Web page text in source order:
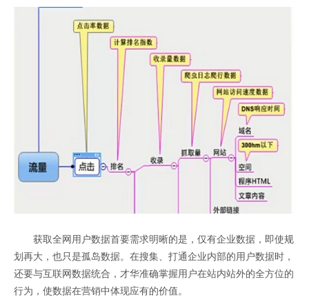
获取全网用户数据首要需求明晰的是，仅有企业数据，即使规
划再大，也只是孤岛数据。在搜集、打通企业内部的用户数据时，
还要与互联网数据统合，才华准确掌握用户在站内站外的全方位的
行为，使数据在营销中体现应有的价值。